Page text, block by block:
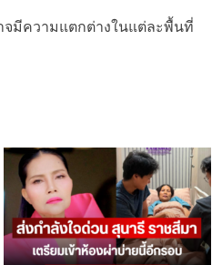
จมีความแตกต่างในแต่ละพื้นที่